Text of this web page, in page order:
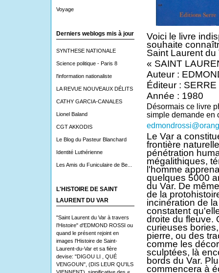
Voyage
Derniers weblogs mis à jour
SYNTHESE NATIONALE
Science politique - Paris 8
l'information nationaliste
LA REVUE NOUVEAUX DÉLITS
CATHY GARCIA-CANALES
Lionel Baland
CGT AKKODIS
Le Blog du Pasteur Blanchard
Identité Luthérienne
Les Amis du Funiculaire de Be...
L'HISTOIRE DE SAINT
LAURENT DU VAR
"Saint Laurent du Var à travers
l’Histoire" d'EDMOND ROSSI ou
quand le présent rejoint en
images l'Histoire de Saint-
Laurent-du-Var et sa fière
devise: "DIGOU LI , QUÉ
VENGOUN", (DIS LEUR QU'ILS
Voici le livre
souhaite
Saint Laurent
« SAINT
Auteur :
Éditeur : SERRE
Année : 1980
Désormais ce livre
simple demande en
Le Var a
frontière
pénétration
mégalithiques,
l'homme
quelques 5000
du Var. De
de la
incinération de
constatent
droite du fleuve.
curieuses
pierre, ou des
comme les
sculptées, là
bords du Var.
commencera à